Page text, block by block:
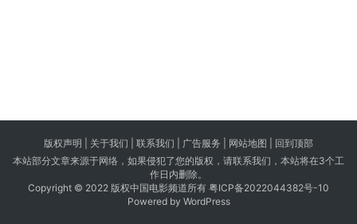
版权声明 | 关于我们 联系我们 | 广告服务 | 网站地图 | 回到顶部
本站部分文章来源于网络，如果侵犯了您的版权，请联系我们，本站将在3个工
作日内删除。
Copyright © 2022 版权中国电影频道所有 粤ICP备2022044382号-10
Powered by WordPress